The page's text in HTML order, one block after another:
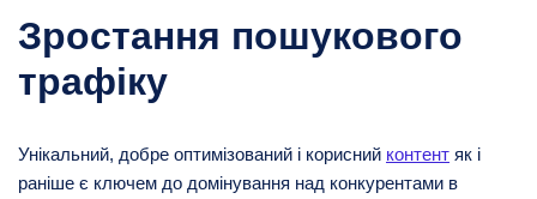
Зростання пошукового
трафіку
Унікальний, добре оптимізований і корисний контент як і
раніше є ключем до домінування над конкурентами в